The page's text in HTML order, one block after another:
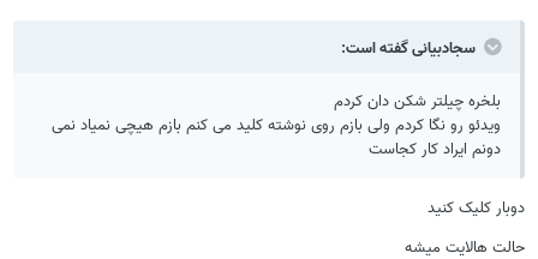
سجادبیانی گفته است:
بلخره چیلتر شکن دان کردم
ویدئو رو نگا کردم ولی بازم روی نوشته کلید می کنم بازم هیچی نمیاد نمی
دونم ایراد کار کجاست
دوبار کلیک کنید
حالت هالایت میشه